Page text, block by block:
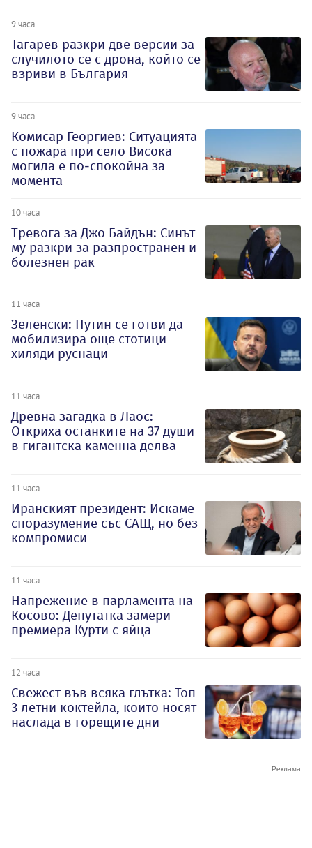
9 часа
Тагарев разкри две версии за
случилото се с дрона, който се
взриви в България
9 часа
Комисар Георгиев: Ситуацията
с пожара при село Висока
могила е по-спокойна за
момента
10 часа
Тревога за Джо Байдън: Синът
му разкри за разпространен и
болезнен рак
11 часа
Зеленски: Путин се готви да
мобилизира още стотици
хиляди руснаци
11 часа
Древна загадка в Лаос:
Откриха останките на 37 души
в гигантска каменна делва
11 часа
Иранският президент: Искаме
споразумение със САЩ, но без
компромиси
11 часа
Напрежение в парламента на
Косово: Депутатка замери
премиера Курти с яйца
12 часа
Свежест във всяка глътка: Топ
3 летни коктейла, които носят
наслада в горещите дни